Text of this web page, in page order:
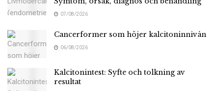
07/08/2026
Cancerformer som höjer kalcitoninnivån
06/08/2026
Kalcitonintest: Syfte och tolkning av
resultat